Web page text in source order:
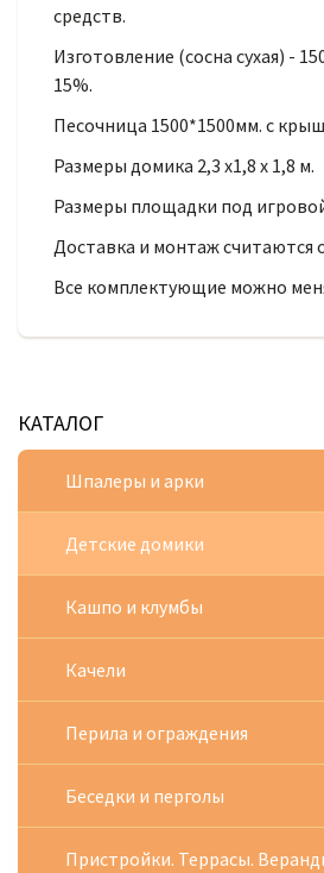
средств.
Изготовление (сосна сухая) -
15%.
Песочница 1500*1500мм. с
Размеры домика 2,3 х1,8 х 1,8 м.
Размеры площадки под
Доставка и монтаж считаются
Все комплектующие можно
КАТАЛОГ
Шпалеры и арки
Детские домики
Кашпо и клумбы
Качели
Перила и ограждения
Беседки и перголы
Пристройки. Террасы.